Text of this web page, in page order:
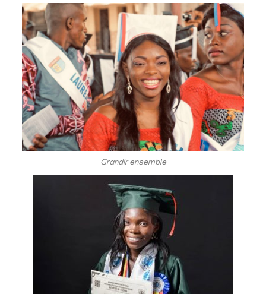
Grandir ensemble